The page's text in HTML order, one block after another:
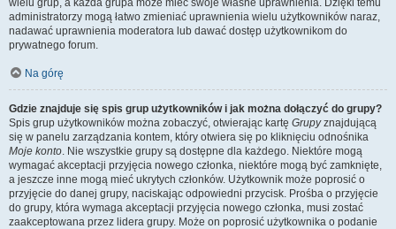
wielu grup, a każda grupa może mieć swoje własne uprawnienia. Dzięki temu
administratorzy mogą łatwo zmieniać uprawnienia wielu użytkowników naraz,
nadawać uprawnienia moderatora lub dawać dostęp użytkownikom do
prywatnego forum.
Na górę
Gdzie znajduje się spis grup użytkowników i jak można dołączyć do grupy?
Spis grup użytkowników można zobaczyć, otwierając kartę Grupyznajdującą
się w panelu zarządzania kontem, który otwiera się po kliknięciu odnośnika
Moje konto. Nie wszystkie grupy są dostępne dla każdego. Niektóre mogą
wymagać akceptacji przyjęcia nowego członka, niektóre mogą być zamknięte,
a jeszcze inne mogą mieć ukrytych członków. Użytkownik może poprosić o
przyjęcie do danej grupy, naciskając odpowiedni przycisk. Prośba o przyjęcie
do grupy, która wymaga akceptacji przyjęcia nowego członka, musi zostać
zaakceptowana przez lidera grupy. Może on poprosić użytkownika o podanie